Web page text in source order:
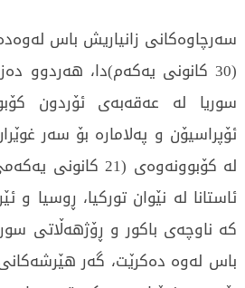
سەرچاوەكانى زانياريش باس
(30 كانونى يەكەم)دا، هەردوو
سوريا لە عەقەبەى ئۆردون
ئۆپراسيۆن و پەلامارە بۆ سەر
ئاستانا لە نێوان توركيا، ڕوسيا و
كە ناوچەى باكور و ڕۆژهەڵاتى
باس لەوە دەكرێت، گەر